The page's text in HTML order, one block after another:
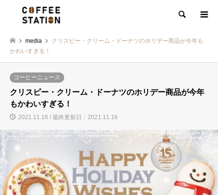
検索
media
クリスピー・クリーム・ドーナツのホリデー商品が今年も
かわいすぎる！
コーヒーニュース
クリスピー・クリーム・ドーナツのホリデー商品が今年
もかわいすぎる！
2021.11.16 / 最終更新日：2021.11.16